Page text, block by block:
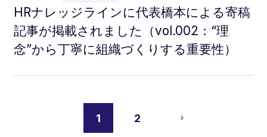
HRナレッジラインに代表橋本による寄稿
記事が掲載されました（vol.002：“理
念”から丁寧に組織づくりする重要性）
1 2